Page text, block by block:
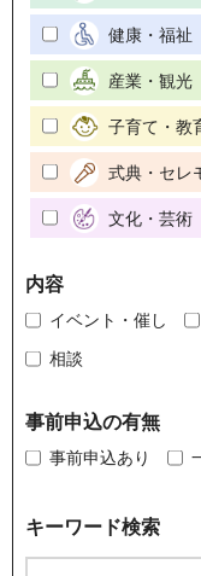
健康・福祉
産業・観光
子育て・教
式典・セレ
文化・芸術
内容
イベント・催し
相談
事前申込の有無
事前申込あり
キーワード検索